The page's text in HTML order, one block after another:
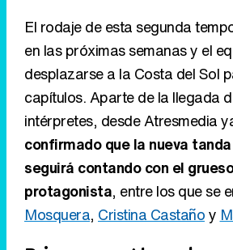
El rodaje de esta segunda
en las próximas semanas y el
desplazarse a la Costa del Sol
capítulos. Aparte de la llegada
intérpretes, desde Atresmedia
confirmado que la nueva
seguirá contando con el
protagonista, entre los que se
Mosquera, Cristina Castañoy